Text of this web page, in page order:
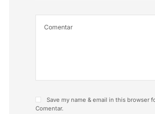
Save my name & email in this browser
Comentar.